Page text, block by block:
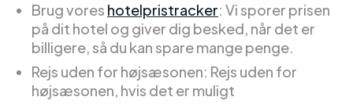
Brug vores hotelpristracker: Vi sporer prisen
på dit hotel og giver dig besked, når det er
billigere, så du kan spare mange penge.
Rejs uden for højsæsonen: Rejs uden for
højsæsonen, hvis det er muligt